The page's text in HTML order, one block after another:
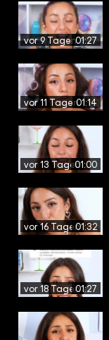
vor 9 Tagen01:27
vor 11 Tagen01:14
vor 13 Tagen01:00
vor 16 Tagen01:32
vor 18 Tagen01:27